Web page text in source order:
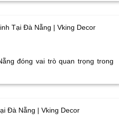
Tại Đà Nẵng | Vking Decor
đóng vai trò quan trọng trong
Đà Nẵng | Vking Decor